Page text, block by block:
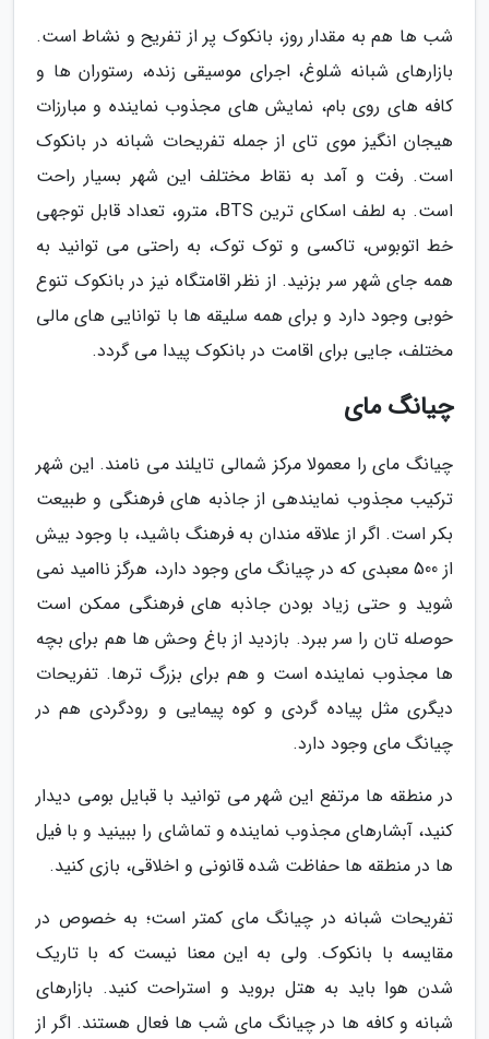
شب ها هم به مقدار روز، بانکوک پر از تفریح و نشاط است.
بازارهای شبانه شلوغ، اجرای موسیقی زنده، رستوران ها و
کافه های روی بام، نمایش های مجذوب نماینده و مبارزات
هیجان انگیز موی تای از جمله تفریحات شبانه در بانکوک
است. رفت و آمد به نقاط مختلف این شهر بسیار راحت
است. به لطف اسکای ترین BTS، مترو، تعداد قابل توجهی
خط اتوبوس، تاکسی و توک توک، به راحتی می توانید به
همه جای شهر سر بزنید. از نظر اقامتگاه نیز در بانکوک تنوع
خوبی وجود دارد و برای همه سلیقه ها با توانایی های مالی
مختلف، جایی برای اقامت در بانکوک پیدا می گردد.
چیانگ مای
چیانگ مای را معمولا مرکز شمالی تایلند می نامند. این شهر
ترکیب مجذوب نمایندهی از جاذبه های فرهنگی و طبیعت
بکر است. اگر از علاقه مندان به فرهنگ باشید، با وجود بیش
از 500 معبدی که در چیانگ مای وجود دارد، هرگز ناامید نمی
شوید و حتی زیاد بودن جاذبه های فرهنگی ممکن است
حوصله تان را سر ببرد. بازدید از باغ وحش ها هم برای بچه
ها مجذوب نماینده است و هم برای بزرگ ترها. تفریحات
دیگری مثل پیاده گردی و کوه پیمایی و رودگردی هم در
چیانگ مای وجود دارد.
در منطقه ها مرتفع این شهر می توانید با قبایل بومی دیدار
کنید، آبشارهای مجذوب نماینده و تماشای را ببینید و با فیل
ها در منطقه ها حفاظت شده قانونی و اخلاقی، بازی کنید.
تفریحات شبانه در چیانگ مای کمتر است؛ به خصوص در
مقایسه با بانکوک. ولی به این معنا نیست که با تاریک
شدن هوا باید به هتل بروید و استراحت کنید. بازارهای
شبانه و کافه ها در چیانگ مای شب ها فعال هستند. اگر از